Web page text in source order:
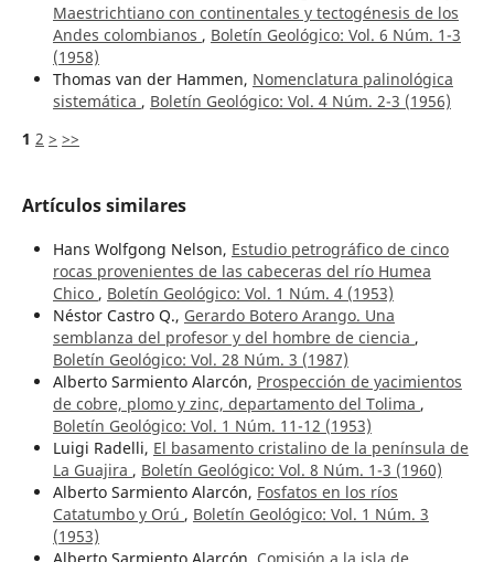
Maestrichtiano con continentales y tectogénesis de los
Andes colombianos , Boletín Geológico: Vol. 6 Núm. 1-3
(1958)
Thomas van der Hammen, Nomenclatura palinológica
sistemática , Boletín Geológico: Vol. 4 Núm. 2-3 (1956)
1 2 > >>
Artículos similares
Hans Wolfgong Nelson, Estudio petrográfico de cinco
rocas provenientes de las cabeceras del río Humea
Chico , Boletín Geológico: Vol. 1 Núm. 4 (1953)
Néstor Castro Q., Gerardo Botero Arango. Una
semblanza del profesor y del hombre de ciencia ,
Boletín Geológico: Vol. 28 Núm. 3 (1987)
Alberto Sarmiento Alarcón, Prospección de yacimientos
de cobre, plomo y zinc, departamento del Tolima ,
Boletín Geológico: Vol. 1 Núm. 11-12 (1953)
Luigi Radelli, El basamento cristalino de la península de
La Guajira , Boletín Geológico: Vol. 8 Núm. 1-3 (1960)
Alberto Sarmiento Alarcón, Fosfatos en los ríos
Catatumbo y Orú , Boletín Geológico: Vol. 1 Núm. 3
(1953)